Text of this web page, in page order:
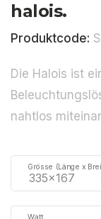
halois.
Produktcode:
Die Halois ist
nahtlos
Grösse (Länge x